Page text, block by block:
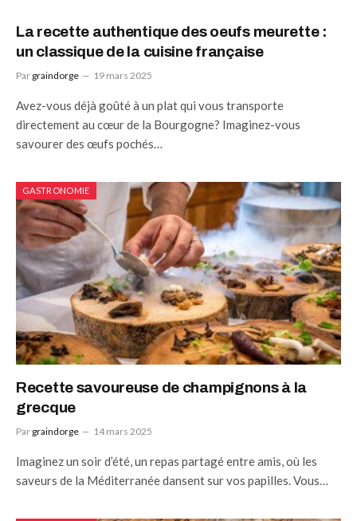
La recette authentique des oeufs meurette :
un classique de la cuisine française
Par graindorge 19 mars 2025
Avez-vous déjà goûté à un plat qui vous transporte
directement au cœur de la Bourgogne? Imaginez-vous
savourer des œufs pochés…
GASTRONOMIE
Recette savoureuse de champignons à la
grecque
Par graindorge 14 mars 2025
Imaginez un soir d’été, un repas partagé entre amis, où les
saveurs de la Méditerranée dansent sur vos papilles. Vous…